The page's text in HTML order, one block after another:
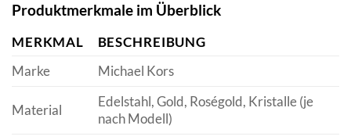
Produktmerkmale im Überblick
MERKMAL
BESCHREIBUNG
Marke
Michael Kors
Material
Edelstahl, Gold, Roségold, Kristalle (je
nach Modell)